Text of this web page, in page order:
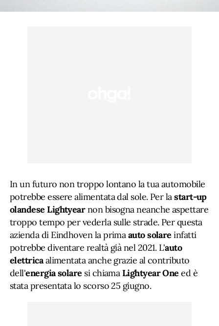
In un futuro non troppo lontano la tua automobile
potrebbe essere alimentata dal sole. Per lastart-up
olandese Lightyearnon bisogna neanche aspettare
troppo tempo per vederla sulle strade. Per questa
azienda di Eindhoven la primaauto solare infatti
potrebbe diventare realtà già nel 2021. L'auto
elettricaalimentata anche grazie al contributo
dell'energia solare si chiamaLightyear One ed è
stata presentata lo scorso 25 giugno.